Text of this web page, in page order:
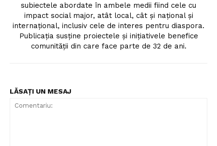
subiectele abordate în ambele medii fiind cele cu
impact social major, atât local, cât şi naţional şi
internaţional, inclusiv cele de interes pentru diaspora.
Publicaţia susţine proiectele şi iniţiativele benefice
comunităţii din care face parte de 32 de ani.
LĂSAȚI UN MESAJ